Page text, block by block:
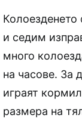
и седим
много
на часове. За
играят
размера на